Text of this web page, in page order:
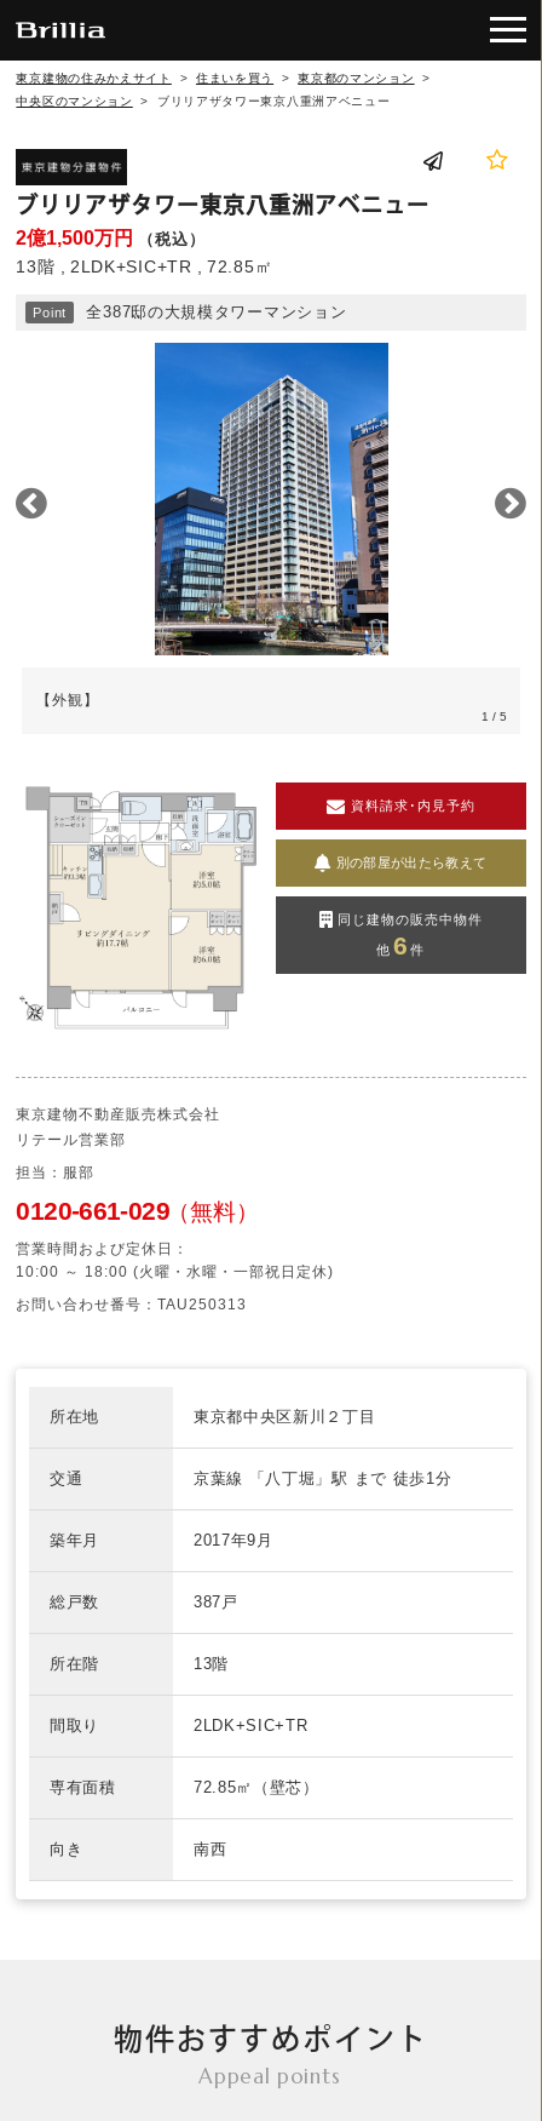
東京建物の住みかえサイト > 住まいを買う > 東京都のマンション
>
中央区のマンション
> ブリリアザタワー東京八重洲アベニュー
ブリリアザタワー東京八重洲アベニュー
2億1,500万円 （税込）
13階 2LDK+SIC+TR 72.85㎡
全387邸の大規模タワーマンション
【外観】
1 / 5
資料請求･内見予約
別の部屋が出たら教えて
同じ建物の販売中物件
他 6 件
東京建物不動産販売株式会社
リテール営業部
担当：服部
0120-661-029（無料）
営業時間および定休日：
10:00 ～ 18:00 (火曜・水曜・一部祝日定休)
お問い合わせ番号：TAU250313
所在地 東京都中央区新川２丁目
交通 京葉線 「八丁堀」駅 まで 徒歩1分
築年月 2017年9月
総戸数 387戸
所在階 13階
間取り 2LDK+SIC+TR
専有面積 72.85㎡（壁芯）
向き 南西
物件おすすめポイント
Appeal points